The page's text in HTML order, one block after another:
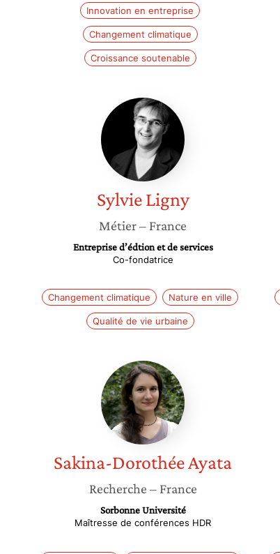
Innovation en entreprise
Changement climatique
Croissance soutenable
Sylvie
Ligny
Sylvie Ligny
Métier– France
Entreprise d’édtion et de services
Co-fondatrice
Changement climatique Nature en ville
Qualité de vie urbaine
Sakina-
Dorothée
Ayata
Sakina-DorothéeAyata
Recherche – France
Sorbonne Université
Maîtresse de conférences HDR